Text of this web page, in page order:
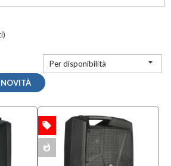
NOVITÀ
Per disponibilità 
OFFERTA local_offer
whatshot